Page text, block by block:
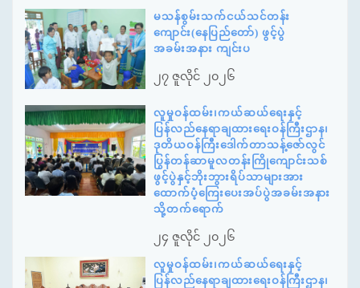
မသန်စွမ်းသက်ငယ်သင်တန်း
ကျောင်း(နေပြည်တော်) ဖွင့်ပွဲ
အခမ်းအနား ကျင်းပ
၂၇ ဇူလိုင် ၂၀၂၆
လူမှုဝန်ထမ်း၊ကယ်ဆယ်ရေးနှင့်
ပြန်လည်နေရာချထားရေးဝန်ကြီးဌာန၊
ဒုတိယဝန်ကြီးဒေါက်တာသန့်ဇော်လွင်
ပြွန်တန်ဆာမူလတန်းကြိုကျောင်းသစ်
ဖွင့်ပွဲနှင့်ဘိုးဘွားရိပ်သာများအား
ထောက်ပံ့ကြေးပေးအပ်ပွဲအခမ်းအနား
သို့တက်ရောက်
၂၄ ဇူလိုင် ၂၀၂၆
လူမှုဝန်ထမ်း၊ကယ်ဆယ်ရေးနှင့်
ပြန်လည်နေရာချထားရေးဝန်ကြီးဌာန၊